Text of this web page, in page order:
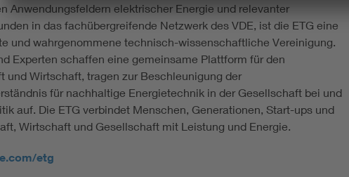
Anwendungsfeldern elektrischer Energie und relevanter
in das fachübergreifende Netzwerk des VDE, ist die ETG eine
und wahrgenommene technisch-wissenschaftliche Vereinigung.
Experten schaffen eine gemeinsame Plattform für den
und Wirtschaft, tragen zur Beschleunigung der
für nachhaltige Energietechnik in der Gesellschaft bei und
auf. Die ETG verbindet Menschen, Generationen, Start-ups und
Wirtschaft und Gesellschaft mit Leistung und Energie.
etg